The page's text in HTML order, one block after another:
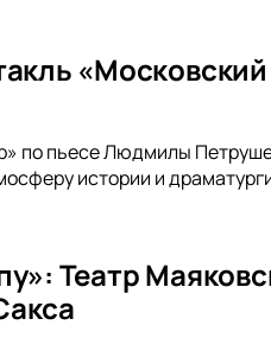
«Московский
по пьесе Людмилы
истории и
Театр